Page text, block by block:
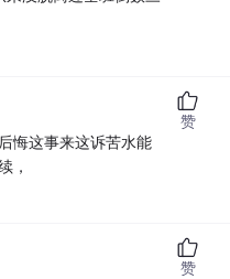
悔这事来这诉苦水能
，
赞
赞